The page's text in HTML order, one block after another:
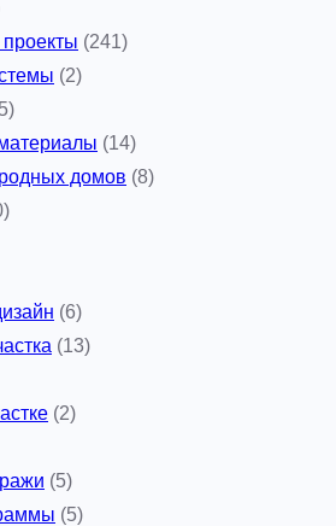
(241)
(2)
(14)
домов (8)
(6)
(13)
(2)
(5)
(5)